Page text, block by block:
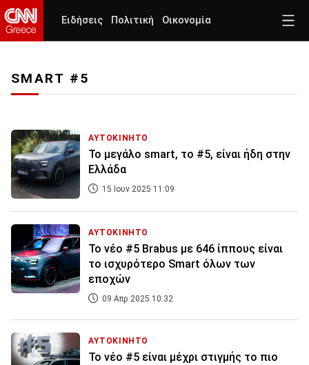
Ειδήσεις Πολιτική Οικονομία
SMART #5
ΑΥΤΟΚΙΝΗΤΟ
Το μεγάλο smart, το #5, είναι ήδη στην
Ελλάδα
15 Ιουν 2025 11:09
ΑΥΤΟΚΙΝΗΤΟ
Το νέο #5 Brabus με 646 ίππους είναι
το ισχυρότερο Smart όλων των
εποχών
09 Απρ 2025 10:32
ΑΥΤΟΚΙΝΗΤΟ
Το νέο #5 είναι μέχρι στιγμής το πιο